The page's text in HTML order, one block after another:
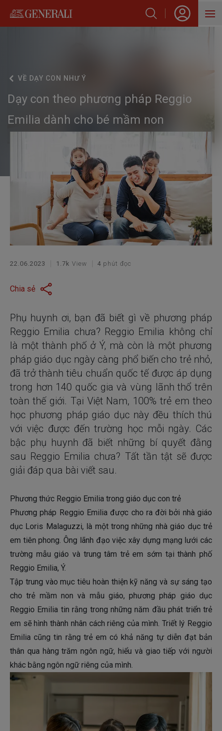
VỀ DẠY CON NHƯ Ý
Dạy con theo phương pháp Reggio
Emilia dành cho bé mầm non
22.06.2023 1.7k View 4 phút đọc
Chia sẻ
Phụ huynh ơi, bạn đã biết gì về phương pháp
Reggio Emilia chưa? Reggio Emilia không chỉ
là một thành phố ở Ý, mà còn là một phương
pháp giáo dục ngày càng phổ biến cho trẻ nhỏ,
đã trở thành tiêu chuẩn quốc tế được áp dụng
trong hơn 140 quốc gia và vùng lãnh thổ trên
toàn thế giới. Tại Việt Nam, 100% trẻ em theo
học phương pháp giáo dục này đều thích thú
với việc được đến trường học mỗi ngày. Các
bậc phụ huynh đã biết những bí quyết đằng
sau Reggio Emilia chưa? Tất tần tật sẽ được
giải đáp qua bài viết sau.
Phương thức Reggio Emilia trong giáo dục con trẻ
Phương pháp Reggio Emilia được cho ra đời bởi nhà giáo
dục Loris Malaguzzi, là một trong những nhà giáo dục trẻ
em tiên phong. Ông lãnh đạo việc xây dựng mạng lưới các
trường mẫu giáo và trung tâm trẻ em sớm tại thành phố
Reggio Emilia, Ý.
Tập trung vào mục tiêu hoàn thiện kỹ năng và sự sáng tạo
cho trẻ mầm non và mẫu giáo, phương pháp giáo dục
Reggio Emilia tin rằng trong những năm đầu phát triển trẻ
em sẽ hình thành nhân cách riêng của mình. Triết lý Reggio
Emilia cũng tin rằng trẻ em có khả năng tự diễn đạt bản
thân qua hàng trăm ngôn ngữ, hiểu và giao tiếp với người
khác bằng ngôn ngữ riêng của mình.